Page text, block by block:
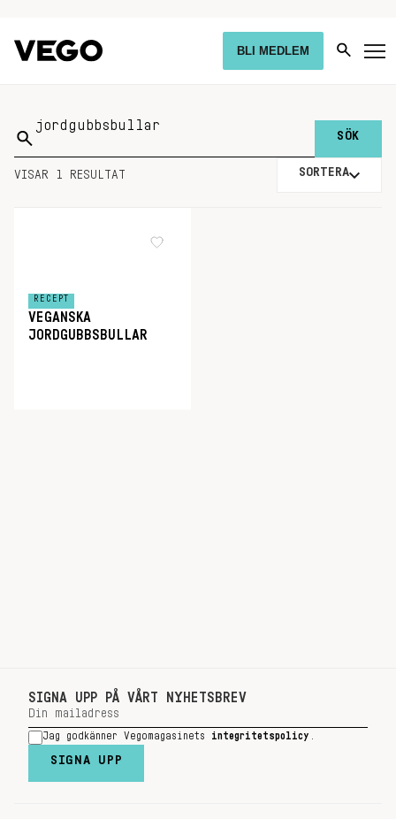
BLI MEDLEM
Sök
på:
VISAR 1 RESULTAT SORTERA
RECEPT
VEGANSKA
JORDGUBBSBULLAR
SIGNA UPP PÅ VÅRT NYHETSBREV
Jag godkänner Vegomagasinets integritetspolicy
SIGNA UPP